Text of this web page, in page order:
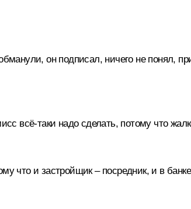
он подписал, ничего не понял,
всё‑таки надо сделать, потому что
что и застройщик – посредник, и в